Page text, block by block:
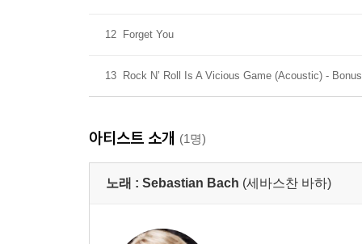
12 Forget You
13 Rock N’ Roll Is A Vicious Game (Acoustic) -
아티스트 소개 (1명)
노래 : Sebastian Bach (세바스찬 바하)